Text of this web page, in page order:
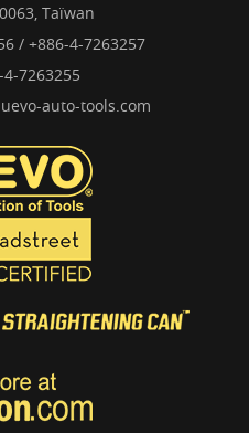
Taïwan
/ +886-4-7263257
4-7263255
auto-tools.com